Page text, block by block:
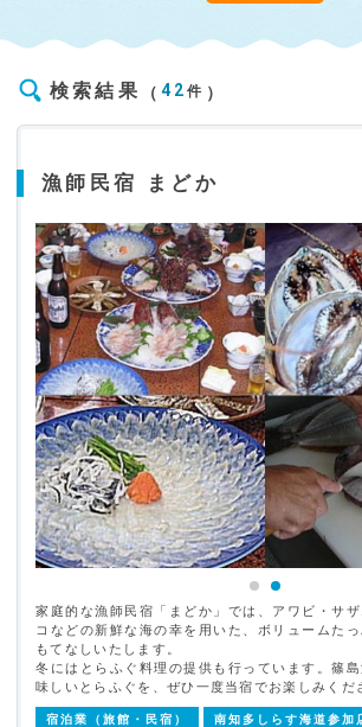
検索結果 42件
漁師民宿 まどか
家庭的な漁師民宿「まどか」では、アワビ・サ
コなどの新鮮な海の幸を用いた、ボリュームた
もてなしいたします。
冬にはとらふぐ料理の提供も行っています。篠
味しいとらふぐを、ぜひ一度当宿でお楽しみくだ
宿泊業（旅館・民宿） 南知多しらす海道参加